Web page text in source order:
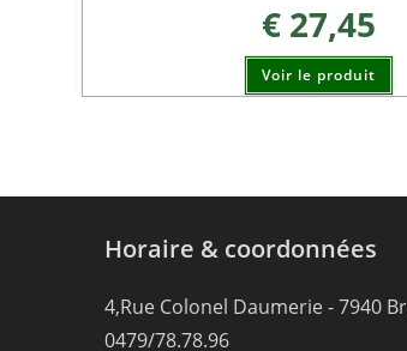
€27,45
Voir le produit
Horaire & coordonnées
4,Rue Colonel Daumerie - 7940
0479/78.78.96